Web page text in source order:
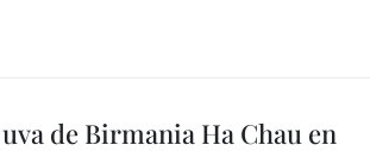
de Birmania Ha Chau en